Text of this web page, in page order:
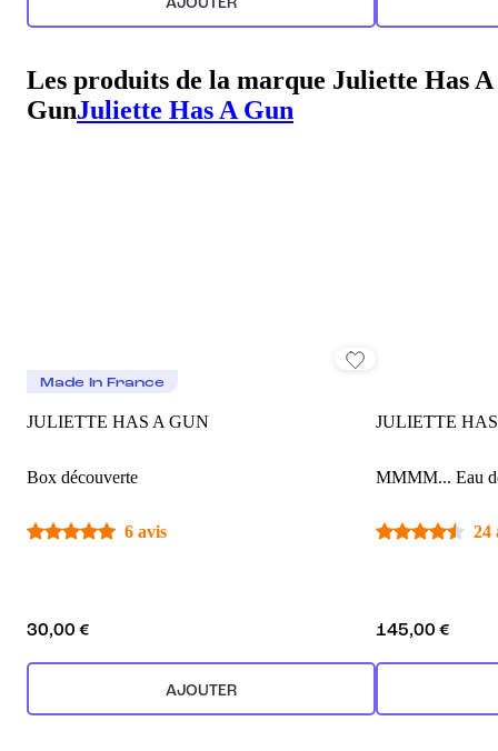
AJOUTER
Les produits de la marque Juliette Has A
GunJuliette Has A Gun
Made In France
JULIETTE HAS A GUN
Box découverte
6 avis
30,00 €
AJOUTER
JULIETTE
MMMM... Eau
24
145,00 €